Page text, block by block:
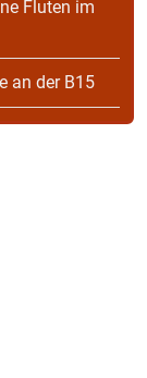
Fluten im
an der B15